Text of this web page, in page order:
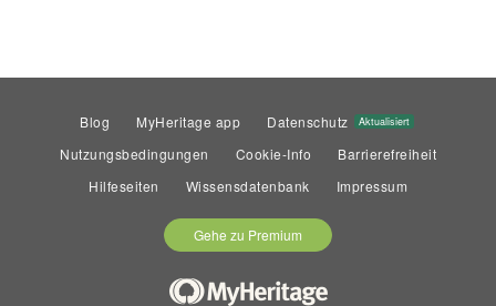
Blog MyHeritage app Datenschutz Aktualisiert
Nutzungsbedingungen Cookie-Info
Barrierefreiheit
Hilfeseiten
Wissensdatenbank Impressum
Gehe zu Premium